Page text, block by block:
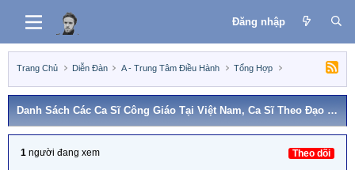
Đăng nhập
Trang Chủ Diễn Đàn A - Trung Tâm Điều Hành Tổng Hợp
Danh Sách Các Ca Sĩ Công Giáo Tại Việt Nam, Ca Sĩ Theo Đạo Thiên Chúa
1 người đang xem Theo dõi